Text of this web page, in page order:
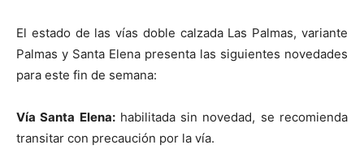
El estado de las vías doble calzada Las Palmas, variante
Palmas y Santa Elena presenta las siguientes novedades
para este fin de semana:
Vía Santa Elena:habilitada sin novedad, se recomienda
transitar con precaución por la vía.